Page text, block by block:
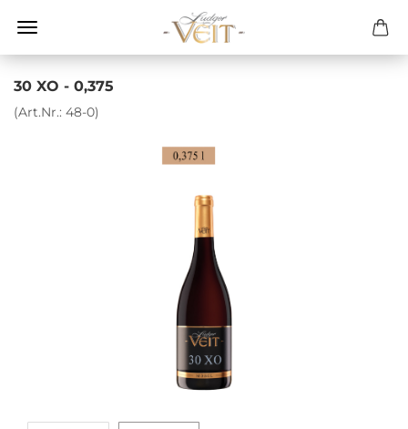
30 XO - 0,375
(Art.Nr.: 48-0)